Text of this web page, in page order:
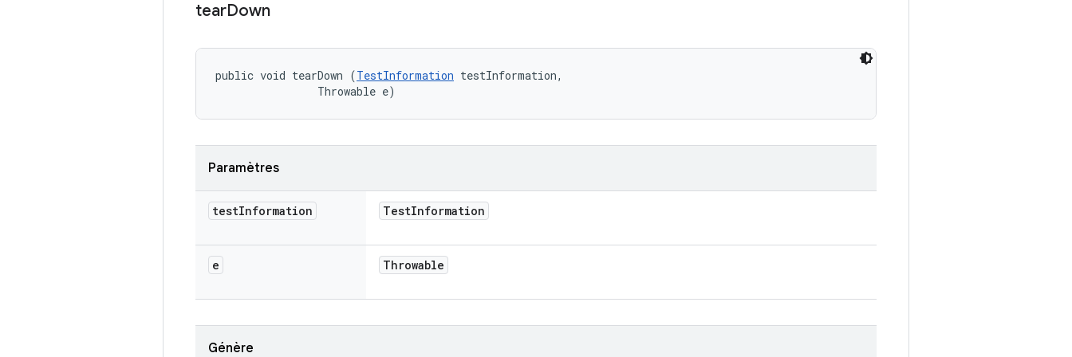
tearDown
public void tearDown (TestInformation testInformation,
                Throwable e)
Paramètres
testInformation TestInformation
e Throwable
Génère